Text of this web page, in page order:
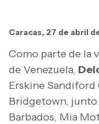
Caracas, 27 de abril
Como parte de la
de Venezuela,
Erskine Sandiford
Bridgetown, junto
Barbados, Mia